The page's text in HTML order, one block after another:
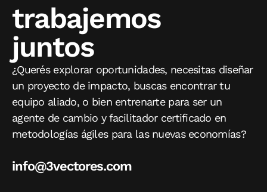
trabajemos
juntos
¿Querés explorar oportunidades, necesitas diseñar
un proyecto de impacto, buscas encontrar tu
equipo aliado, o bien entrenarte para ser un
agente de cambio y facilitador certificado en
metodologías ágiles para las nuevas economías?
info@3vectores.com